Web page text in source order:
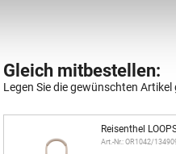
Gleich mitbestellen:
Legen Sie die gewünschten
Reisenthel
Art.-Nr.: OR1042/